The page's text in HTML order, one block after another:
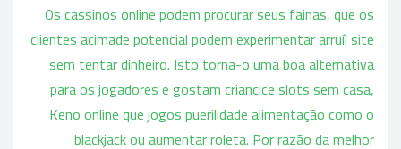
Os cassinos online podem procurar seus fainas, que os
clientes acimade potencial podem experimentar arruíi site
sem tentar dinheiro. Isto torna-o uma boa alternativa
para os jogadores e gostam criancice slots sem casa,
Keno online que jogos puerilidade alimentação como o
blackjack ou aumentar roleta. Por razão da melhor